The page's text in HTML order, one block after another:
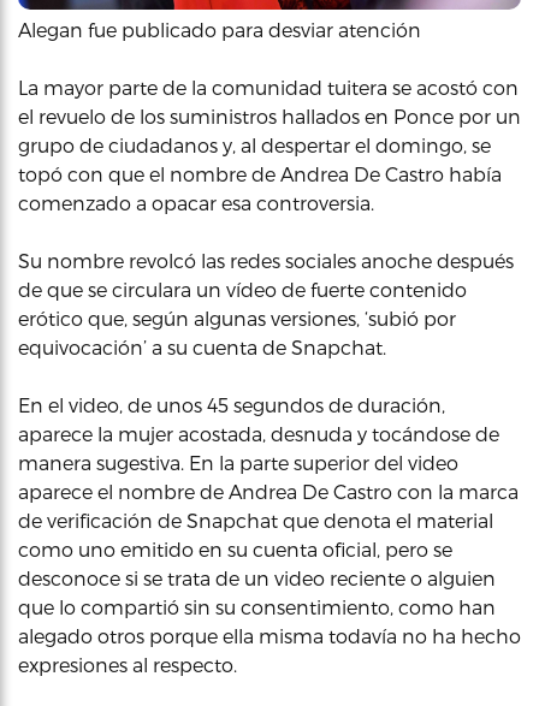
Alegan fue publicado para desviar atención
La mayor parte de la comunidad tuitera se acostó con
el revuelo de los suministros hallados en Ponce por un
grupo de ciudadanos y, al despertar el domingo, se
topó con que el nombre de Andrea De Castro había
comenzado a opacar esa controversia.
Su nombre revolcó las redes sociales anoche después
de que se circulara un vídeo de fuerte contenido
erótico que, según algunas versiones, ‘subió por
equivocación’ a su cuenta de Snapchat.
En el video, de unos 45 segundos de duración,
aparece la mujer acostada, desnuda y tocándose de
manera sugestiva. En la parte superior del video
aparece el nombre de Andrea De Castro con la marca
de verificación de Snapchat que denota el material
como uno emitido en su cuenta oficial, pero se
desconoce si se trata de un video reciente o alguien
que lo compartió sin su consentimiento, como han
alegado otros porque ella misma todavía no ha hecho
expresiones al respecto.